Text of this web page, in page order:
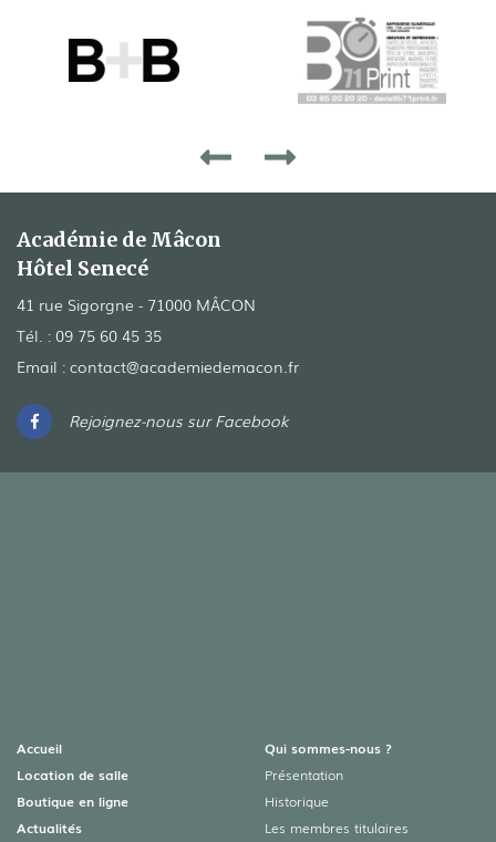
Académie de Mâcon
Hôtel Senecé
41 rue Sigorgne - 71000 MÂCON
Tél. : 09 75 60 45 35
Email : contact@academiedemacon.fr
Rejoignez-nous sur Facebook
Accueil
Location de salle
Boutique en ligne
Actualités
Qui sommes-nous ?
Présentation
Historique
Les membres titulaires